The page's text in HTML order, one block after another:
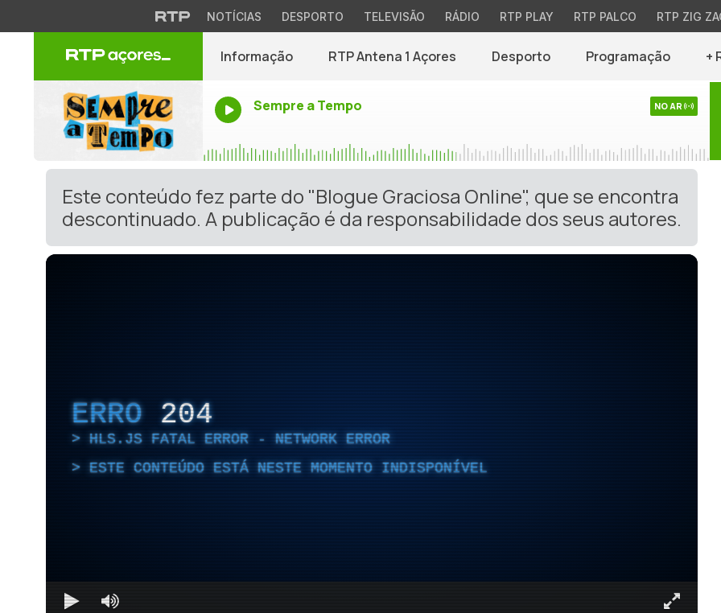
NOTÍCIAS DESPORTO TELEVISÃO RÁDIO RTP PLAY RTP PALCO RTP ZIG
Informação RTP Antena 1 Açores Desporto Programação +
Sempre a Tempo NO AR
Este conteúdo fez parte do "Blogue Graciosa Online", que se encontra
descontinuado. A publicação é da responsabilidade dos seus autores.
ERRO 204
HLS.JS FATAL ERROR - NETWORK ERROR
ESTE CONTEÚDO ESTÁ NESTE MOMENTO INDISPONÍVEL